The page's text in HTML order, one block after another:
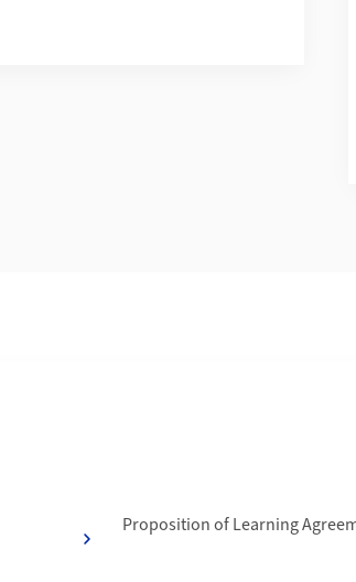
Proposition of Learning